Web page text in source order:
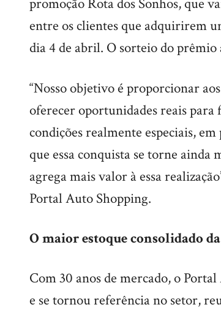
promoção Rota dos Sonhos, que
entre os clientes que adquirirem
dia 4 de abril. O sorteio do
“Nosso objetivo é proporcionar
oferecer oportunidades reais
condições realmente especiais,
que essa conquista se torne ainda
agrega mais valor à essa
Portal Auto Shopping.
O maior estoque consolidado
Com 30 anos de mercado, o
e se tornou referência no setor,